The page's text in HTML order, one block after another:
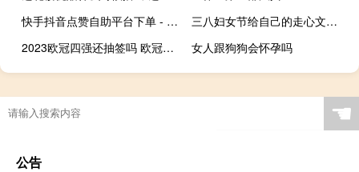
快手抖音点赞自助平台下单 - 免费领说说赞50个网站 文睿卡盟
三八妇女节给自己的走心文案短句 三八妇女节致辞稿简短
2023欧冠四强还抽签吗 欧冠抽签何时进行
女人跟狗狗会怀孕吗
☚
公告